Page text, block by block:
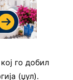
го добил
(џул).